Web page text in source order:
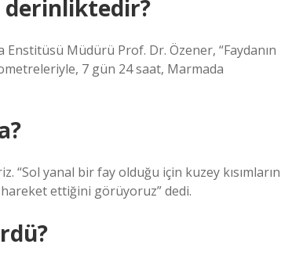
derinliktedir?
Müdürü Prof. Dr. Özener, “Faydanın
7 gün 24 saat, Marmada
“Sol yanal bir fay olduğu için kuzey kısımların
ettiğini görüyoruz” dedi.